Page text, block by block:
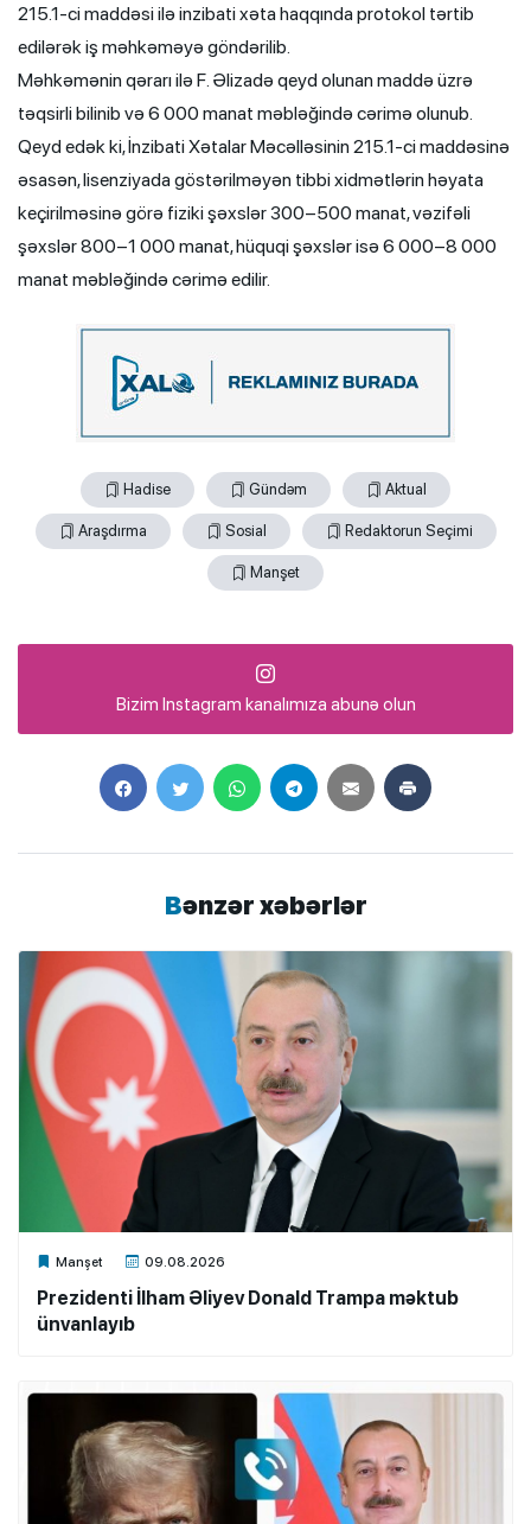
215.1-ci maddəsi ilə inzibati xəta haqqında protokol tərtib
edilərək iş məhkəməyə göndərilib.
Məhkəmənin qərarı ilə F. Əlizadə qeyd olunan maddə üzrə
təqsirli bilinib və 6 000 manat məbləğində cərimə olunub.
Qeyd edək ki, İnzibati Xətalar Məcəlləsinin 215.1-ci maddəsinə
əsasən, lisenziyada göstərilməyən tibbi xidmətlərin həyata
keçirilməsinə görə fiziki şəxslər 300–500 manat, vəzifəli
şəxslər 800–1 000 manat, hüquqi şəxslər isə 6 000–8 000
manat məbləğində cərimə edilir.
Hadise Gündəm Aktual
Araşdırma Sosial Redaktorun Seçimi
Manşet
Bizim Instagram kanalımıza abunə olun
Bənzər xəbərlər
Manşet 09.08.2026
Xalq.Online
Prezidenti İlham Əliyev Donald Trampa məktub
ünvanlayıb